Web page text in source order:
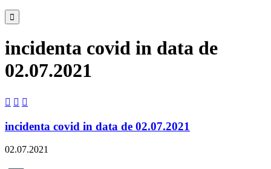

incidenta covid in data de
02.07.2021
  
incidenta covid in data de 02.07.2021
02.07.2021